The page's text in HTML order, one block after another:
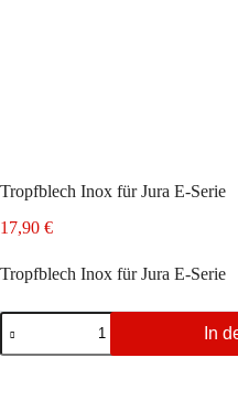
Tropfblech Inox für Jura E-Serie
17,90 €
Tropfblech Inox für Jura E-Serie
Tropfblech
Inox
für
In